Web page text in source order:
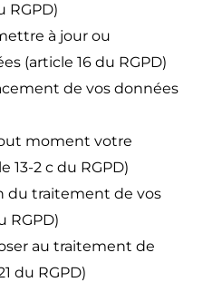
RGPD)
à jour ou
(article 16 du RGPD)
de vos données
moment votre
2 c du RGPD)
du traitement de vos
RGPD)
au traitement de
du RGPD)